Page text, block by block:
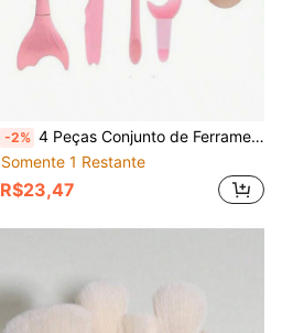
-2% 4 Peças Conjunto de Ferramentas Multifuncionais para Maquiagem dos Olhos, Stencil de Delineador de Silicone, Aplicador de Máscara, Espátula para Gloss Labial, Guia de Delineador, Limpador de Nariz, Pincel para Cravos, Adequado para Iniciantes. Ferramenta de Posicionamento de Sombra e Batom de Silicone, Maquiagem, Preço Acessível, Decoração de Quarto, Penteadeira, Viagem, Quarto, Acessórios de Maquiagem, Acessível, Presente de Natal, Cosméticos, Ferramentas de Maquiagem, Itens Bons e Baratos, Presente, Presente para Mulheres, Presente de Natal
Somente 1 Restante
R$23,47